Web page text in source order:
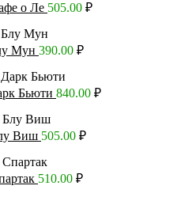
о Ле 505.00 ₽
Мун 390.00 ₽
Бьюти 840.00 ₽
Виш 505.00 ₽
510.00 ₽